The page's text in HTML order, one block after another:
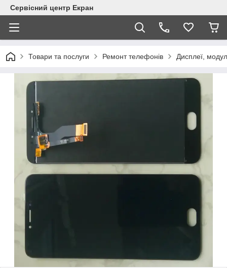
Сервісний центр Екран
Товари та послуги Ремонт телефонів Дисплеї,